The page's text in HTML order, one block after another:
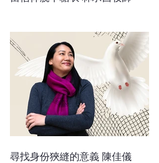
尋找身份狹縫的意義 陳佳儀